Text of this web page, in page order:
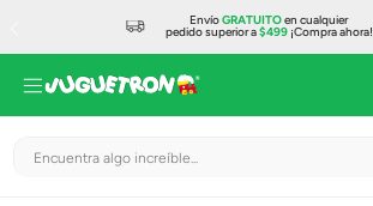
EnvíoGRATUITOen cualquier
pedido superior a$499¡Compra ahora!
Encuentra algo increíble...